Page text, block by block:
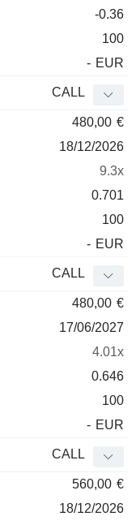
-0.36
100
- EUR
CALL
480,00 €
18/12/2026
9.3x
0.701
100
- EUR
CALL
480,00 €
17/06/2027
4.01x
0.646
100
- EUR
CALL
560,00 €
18/12/2026